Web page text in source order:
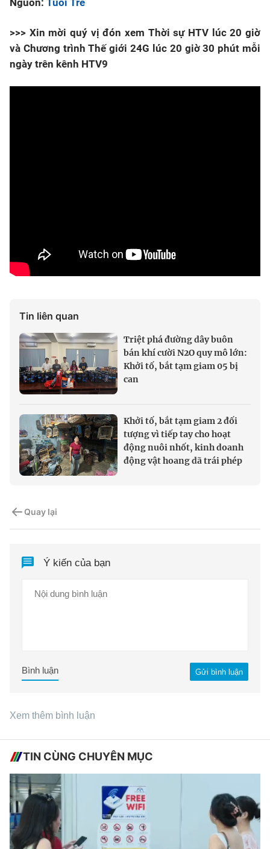
Nguồn: Tuổi Trẻ
>>> Xin mời quý vị đón xem Thời sự HTV lúc 20 giờ
và Chương trình Thế giới 24G lúc 20 giờ 30 phút mỗi
ngày trên kênh HTV9
Tin liên quan
Triệt phá đường dây buôn
bán khí cười N2O quy mô lớn:
Khởi tố, bắt tạm giam 05 bị
can
Khởi tố, bắt tạm giam 2 đối
tượng vì tiếp tay cho hoạt
động nuôi nhốt, kinh doanh
động vật hoang dã trái phép
Quay lại
Ý kiến của bạn
Gửi bình luận
Bình luận
Xem thêm bình luận
TIN CÙNG CHUYÊN MỤC